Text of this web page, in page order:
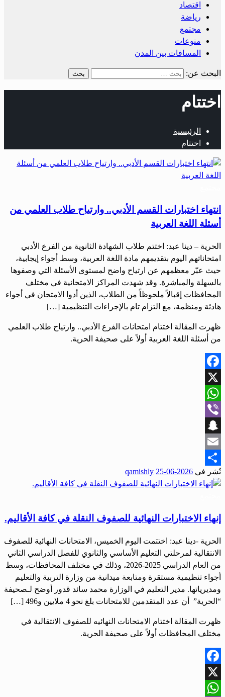
اقتصاد
رياضة
مجتمع
منوعات
المسافات بين المدن
البحث عن:
اختتام
الرئيسية
اختتام
انتهاء اختبارات القسم الأدبي.. وارتياح طلاب العلمي من
أسئلة اللغة العربية
الحرية – دينا عبد: اختتم طلاب الشهادة الثانوية من الفرع الأدبي
امتحاناتهم اليوم بتقديمهم مادة اللغة العربية، وسط أجواء إيجابية،
حيث عبّر معظمهم عن ارتياح واضح لمستوى الأسئلة التي وصفوها
بالسهلة والمباشرة. وقد شهدت المراكز الامتحانية في مختلف
المحافظات إقبالاً ملحوظاً من الطلاب، الذين أدوا الامتحان في أجواء
هادئة ومنظمة، مع التزام تام بالإجراءات التنظيمية […]
ظهرت المقالة اختتام امتحانات الفرع الأدبي.. وارتياح طلاب العلمي
من أسئلة اللغة العربية أولاً على صحيفة الحرية.
Facebook
X
WhatsApp
Viber
Snapchat
Email
Share
نُشر في 2026-06-25
qamishly
إنهاء الاختبارات النهائية للصفوف النقلة في كافة الأقاليم.
الحرية -دينا عبد: اختتمت اليوم الخميس، الامتحانات النهائية للصفوف
الانتقالية ‏لمرحلتي التعليم الأساسي والثانوي للفصل الدراسي الثاني
من العام الدراسي 2025-2026، وذلك في مختلف المحافظات، وسط
أجواء تنظيمية مستقرة ومتابعة ميدانية من وزارة التربية والتعليم
ومديرياتها. مدير التعليم في الوزارة محمد سائد قدور أوضح لـصحيفة
“الحرية” أن عدد المتقدمين للامتحانات بلغ نحو 4 ملايين و496 […]
ظهرت المقالة اختتام الامتحانات النهائيه للصفوف الانتقالية في
مختلف المحافظات أولاً على صحيفة الحرية.
Facebook
X